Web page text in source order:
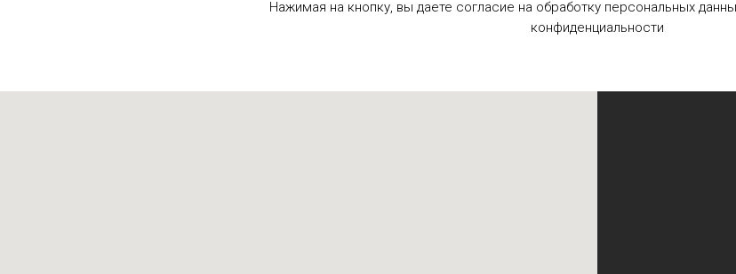
Нажимая на кнопку, вы даете согласие на обработку персональных
конфиденциальности